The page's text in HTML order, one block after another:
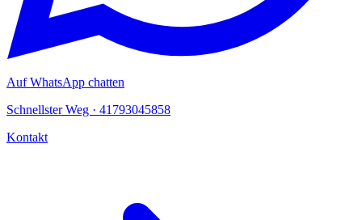
Auf WhatsApp chatten
Schnellster Weg · 41793045858
Kontakt